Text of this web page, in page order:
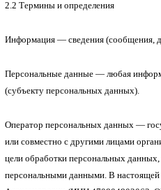
2.2 Термины и определения
Информация — сведения (сообщения,
Персональные данные — любая
(субъекту персональных данных).
Оператор персональных данных —
или совместно с другими лицами
цели обработки персональных
персональными данными. В